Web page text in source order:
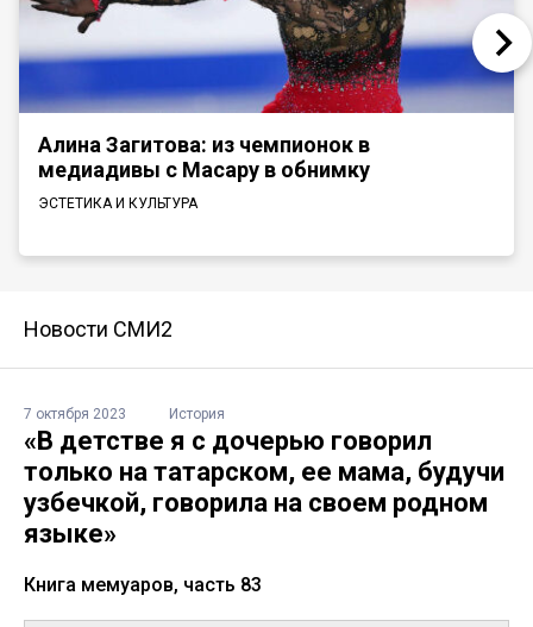
Алина Загитова: из чемпионок в
медиадивы с Масару в обнимку
ЭСТЕТИКА И КУЛЬТУРА
Новости СМИ2
7 октября 2023 История
«В детстве я с дочерью говорил
только на татарском, ее мама, будучи
узбечкой, говорила на своем родном
языке»
Книга мемуаров, часть 83